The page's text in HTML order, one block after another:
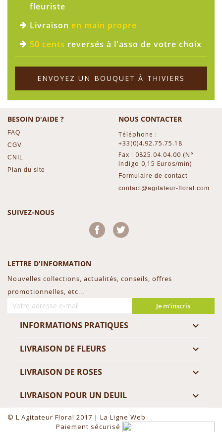
fleuriste
Livraison en main propre
50 cents reversés à l'asso de votre choix
ENVOYEZ UN BOUQUET À THIVIERS
BESOIN D'AIDE ?
FAQ
CGV
CNIL
Plan du site
NOUS CONTACTER
Téléphone :
+33(0)4.92.75.75.18
Fax : 0825.04.04.00 (N°
Indigo 0,15 Euros/min)
Formulaire de contact
contact@agitateur-floral.com
SUIVEZ-NOUS
Facebook
LETTRE D'INFORMATION
Nouvelles collections, actualités, conseils, offres
promotionnelles, etc...
Je m'inscris
INFORMATIONS PRATIQUES 
LIVRAISON DE FLEURS 
LIVRAISON DE ROSES 
LIVRAISON POUR UN DEUIL 
© L'Agitateur Floral 2017 | La Ligne Web
Paiement sécurisé